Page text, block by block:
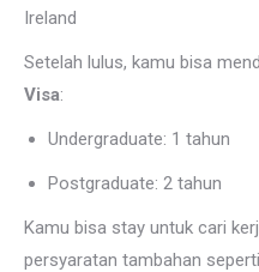
Ireland
Setelah lulus, kamu bisa
Visa:
Undergraduate: 1 tahun
Postgraduate: 2 tahun
Kamu bisa stay untuk cari
persyaratan tambahan